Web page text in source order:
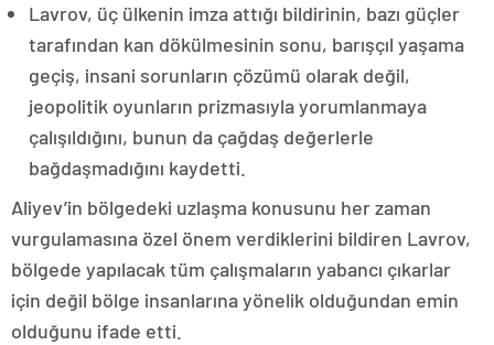
Lavrov, üç ülkenin imza attığı bildirinin, bazı güçler
tarafından kan dökülmesinin sonu, barışçıl yaşama
geçiş, insani sorunların çözümü olarak değil,
jeopolitik oyunların prizmasıyla yorumlanmaya
çalışıldığını, bunun da çağdaş değerlerle
bağdaşmadığını kaydetti.
Aliyev’in bölgedeki uzlaşma konusunu her zaman
vurgulamasına özel önem verdiklerini bildiren Lavrov,
bölgede yapılacak tüm çalışmaların yabancı çıkarlar
için değil bölge insanlarına yönelik olduğundan emin
olduğunu ifade etti.